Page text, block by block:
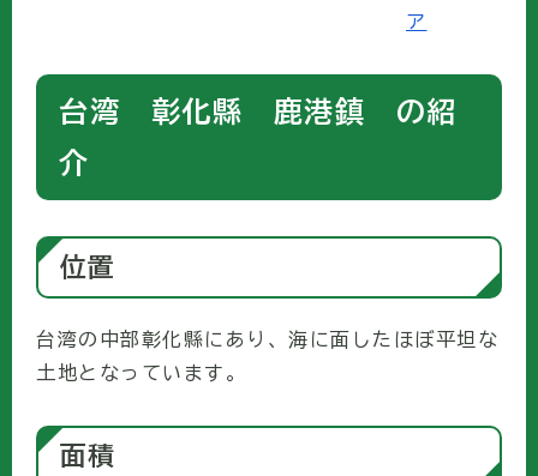
台湾 彰化縣 鹿港鎮 の紹
介
位置
台湾の中部彰化縣にあり、海に面したほぼ平坦な
土地となっています。
面積